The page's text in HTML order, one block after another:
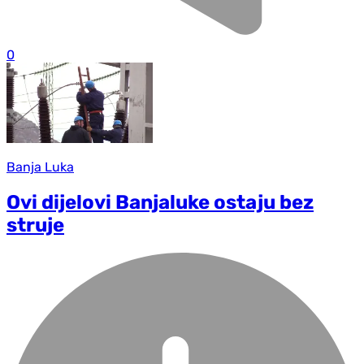
0
Banja Luka
Ovi dijelovi Banjaluke ostaju bez
struje